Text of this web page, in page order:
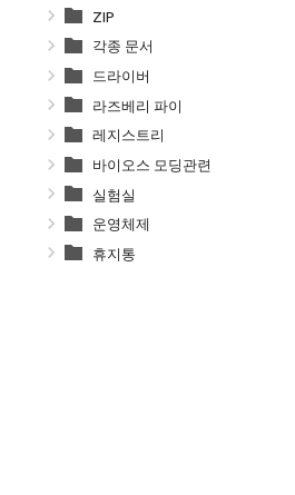
ZIP
각종 문서
드라이버
라즈베리 파이
레지스트리
바이오스 모딩관련
실험실
운영체제
휴지통